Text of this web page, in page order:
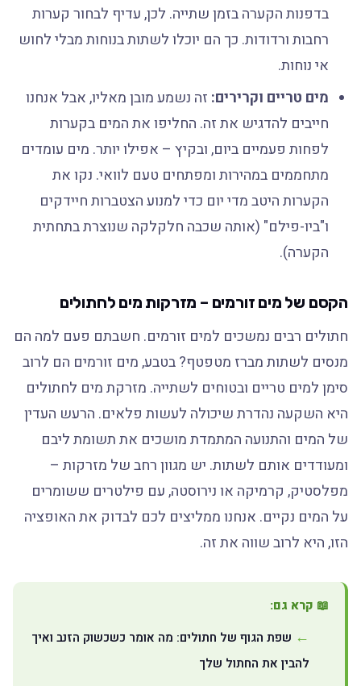
בדפנות הקערה בזמן שתייה. לכן, עדיף לבחור קערות
רחבות ורדודות. כך הם יוכלו לשתות בנוחות מבלי לחוש
אי נוחות.
מים טריים וקרירים:זה נשמע מובן מאליו, אבל אנחנו
חייבים להדגיש את זה. החליפו את המים בקערות
לפחות פעמיים ביום, ובקיץ – אפילו יותר. מים עומדים
מתחממים במהירות ומפתחים טעם לוואי. נקו את
הקערות היטב מדי יום כדי למנוע הצטברות חיידקים
ו"ביו-פילם" (אותה שכבה חלקלקה שנוצרת בתחתית
הקערה).
הקסם של מים זורמים – מזרקות מים לחתולים
חתולים רבים נמשכים למים זורמים. חשבתם פעם למה הם
מנסים לשתות מברז מטפטף? בטבע, מים זורמים הם לרוב
סימן למים טריים ובטוחים לשתייה. מזרקת מים לחתולים
היא השקעה נהדרת שיכולה לעשות פלאים. הרעש העדין
של המים והתנועה המתמדת מושכים את תשומת ליבם
ומעודדים אותם לשתות. יש מגוון רחב של מזרקות –
מפלסטיק, קרמיקה או נירוסטה, עם פילטרים ששומרים
על המים נקיים. אנחנו ממליצים לכם לבדוק את האופציה
הזו, היא לרוב שווה את זה.
📖 קרא גם:
שפת הגוף של חתולים: מה אומר כשכשוק הזנב ואיך
להבין את החתול שלך